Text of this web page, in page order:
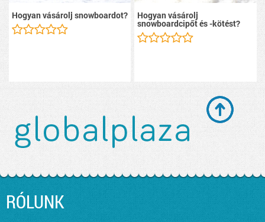
Hogyan vásárolj snowboardot? Hogyan vásárolj
snowboardcipőt és -kötést?
RÓLUNK